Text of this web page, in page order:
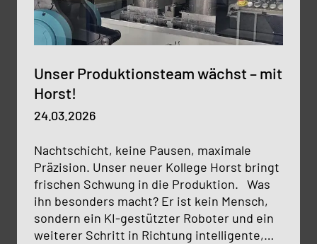
Unser Produktionsteam wächst – mit
Horst!
24.03.2026
Nachtschicht, keine Pausen, maximale
Präzision. Unser neuer Kollege Horst bringt
frischen Schwung in die Produktion. Was
ihn besonders macht? Er ist kein Mensch,
sondern ein KI-gestützter Roboter und ein
weiterer Schritt in Richtung intelligente,